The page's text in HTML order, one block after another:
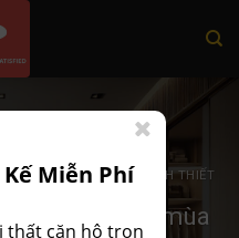
TRỌN GÓI ,PHONG CÁCH THIẾT
ấm áp cho mùa
Miễn Phí
thất căn hộ trọn